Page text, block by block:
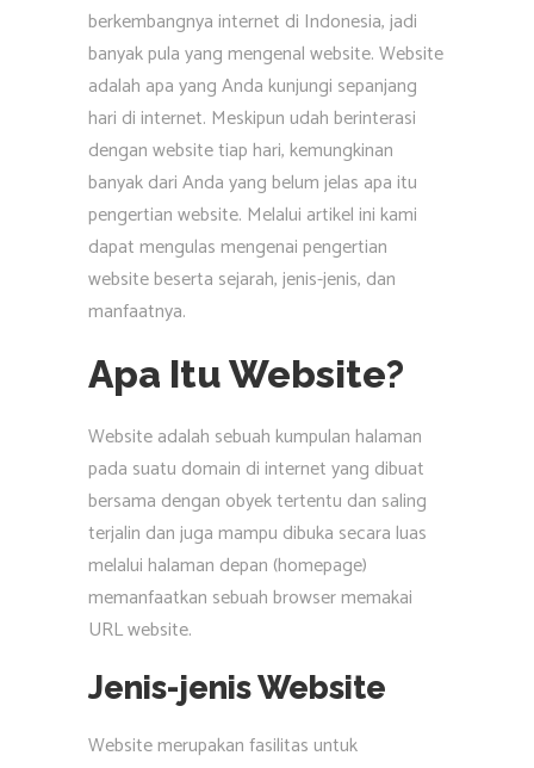
berkembangnya internet di Indonesia, jadi
banyak pula yang mengenal website. Website
adalah apa yang Anda kunjungi sepanjang
hari di internet. Meskipun udah berinterasi
dengan website tiap hari, kemungkinan
banyak dari Anda yang belum jelas apa itu
pengertian website. Melalui artikel ini kami
dapat mengulas mengenai pengertian
website beserta sejarah, jenis-jenis, dan
manfaatnya.
Apa Itu Website?
Website adalah sebuah kumpulan halaman
pada suatu domain di internet yang dibuat
bersama dengan obyek tertentu dan saling
terjalin dan juga mampu dibuka secara luas
melalui halaman depan (homepage)
memanfaatkan sebuah browser memakai
URL website.
Jenis-jenis Website
Website merupakan fasilitas untuk